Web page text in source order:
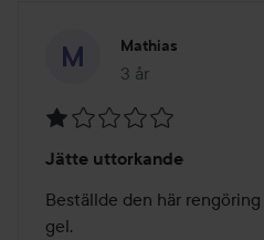
Mathias
3 år
Inlägget skapades
1
av
5
Jätte uttorkande
Beställde den här
gel.